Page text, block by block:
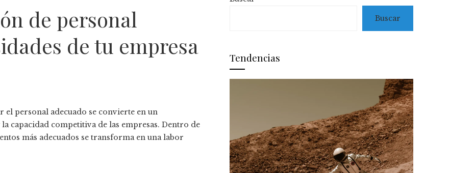
de personal
de tu empresa
personal adecuado se convierte en un
capacidad competitiva de las empresas. Dentro de
más adecuados se transforma en una labor
Buscar
Tendencias